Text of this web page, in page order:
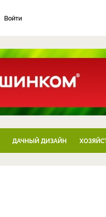
Войти
ДАЧНЫЙ ДИЗАЙН